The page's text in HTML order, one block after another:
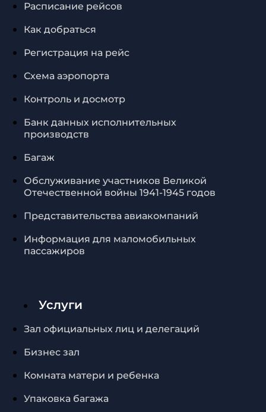
Расписание рейсов
Как добраться
Регистрация на рейс
Схема аэропорта
Контроль и досмотр
Банк данных исполнительных
производств
Багаж
Обслуживание участников Великой
Отечественной войны 1941-1945 годов
Представительства авиакомпаний
Информация для маломобильных
пассажиров
Услуги
Зал официальных лиц и делегаций
Бизнес зал
Комната матери и ребенка
Упаковка багажа